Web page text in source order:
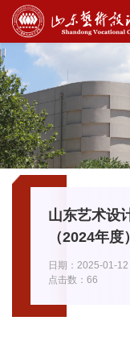
山东艺术设
（2024年度）
日期：2025-01-12
点击数： 66